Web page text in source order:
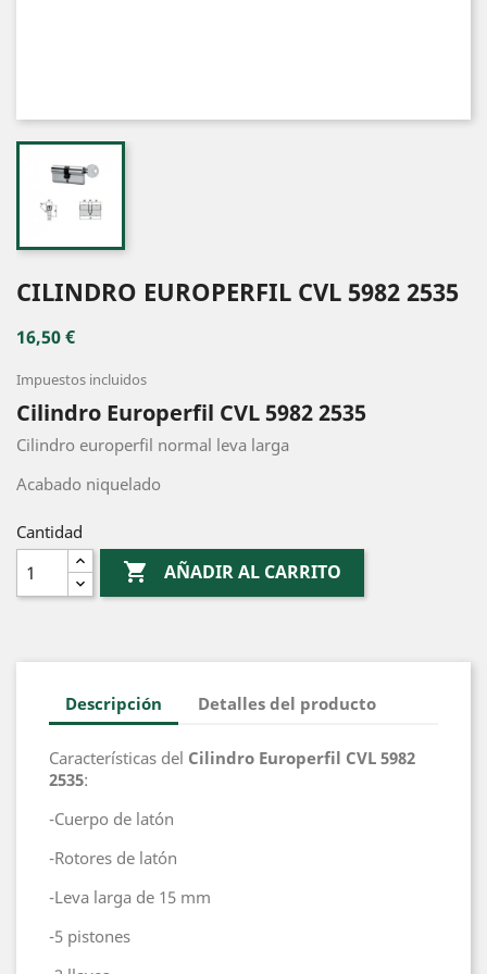
CILINDRO EUROPERFIL CVL 5982 2535
16,50 €
Impuestos incluidos
Cilindro Europerfil CVL 5982 2535
Cilindro europerfil normal leva larga
Acabado niquelado
Cantidad
 AÑADIR AL CARRITO
Descripción Detalles del producto
Características del Cilindro Europerfil CVL 5982
2535:
-Cuerpo de latón
-Rotores de latón
-Leva larga de 15 mm
-5 pistones